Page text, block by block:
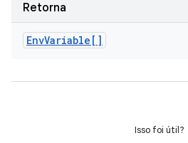
Retorna
EnvVariable[]
Isso foi útil?